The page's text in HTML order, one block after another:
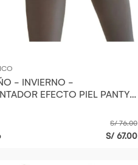
- INVIERNO -
EFECTO PIEL PANTY
S/ 76.00
S/ 67.00